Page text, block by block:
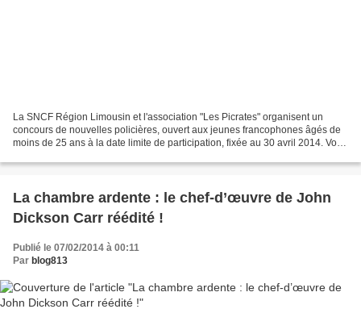
La SNCF Région Limousin et l'association "Les Picrates" organisent un
concours de nouvelles policières, ouvert aux jeunes francophones âgés de
moins de 25 ans à la date limite de participation, fixée au 30 avril 2014. Vous
La chambre ardente : le chef-d’œuvre de John
Dickson Carr réédité !
Publié le 07/02/2014 à 00:11
Par blog813